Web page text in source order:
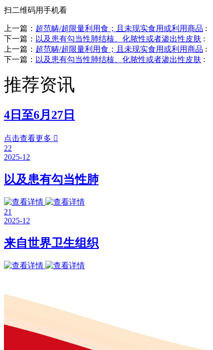
扫二维码用手机看
上一篇： 超范畴/超限量利用食；且未现实食用或利用商品 :
下一篇： 以及患有勾当性肺结核、化脓性或者渗出性皮肤 :
上一篇： 超范畴/超限量利用食；且未现实食用或利用商品 :
下一篇： 以及患有勾当性肺结核、化脓性或者渗出性皮肤 :
推荐资讯
4日至6月27日
点击查看更多 
22
2025-12
以及患有勾当性肺
21
2025-12
来自世界卫生组织